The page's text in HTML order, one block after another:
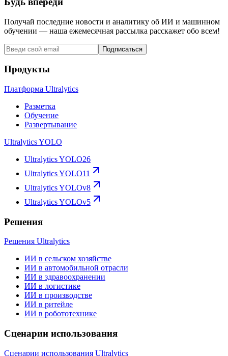
Получай последние новости и аналитику об ИИ и машинном
обучении — наша ежемесячная рассылка расскажет обо всем!
Подписаться
Продукты
Платформа Ultralytics
Разметка
Обучение
Развертывание
Ultralytics YOLO
Ultralytics YOLO26
Ultralytics YOLO11
Ultralytics YOLOv8
Ultralytics YOLOv5
Решения
Решения Ultralytics
ИИ в сельском хозяйстве
ИИ в автомобильной отрасли
ИИ в здравоохранении
ИИ в логистике
ИИ в производстве
ИИ в ритейле
ИИ в робототехнике
Сценарии использования
Сценарии использования Ultralytics